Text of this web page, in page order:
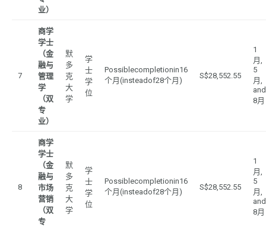
业）
7
商学
学士
（金
融与
管理
学
（双
专
业）
默
多
克
大
学
学
士
学
位
Possiblecompletionin16
个月(insteadof28个月)
S$28,552.55
1
月,
5
月,
and
8月
8
商学
学士
（金
融与
市场
营销
（双
专
默
多
克
大
学
学
士
学
位
Possiblecompletionin16
个月(insteadof28个月)
S$28,552.55
1
月,
5
月,
and
8月